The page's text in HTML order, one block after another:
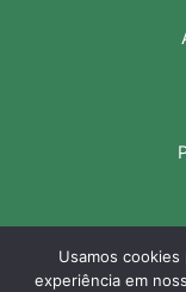
Copyright ©
Usamos
experiência em